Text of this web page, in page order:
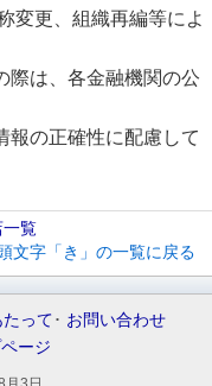
変更、組織再編等によ
際は、各金融機関の公
報の正確性に配慮して
一覧
文字「き」の一覧に戻る
って
お問い合わせ
ージ